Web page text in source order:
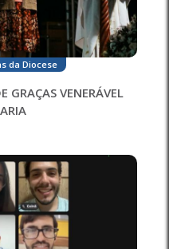
da Diocese
GRAÇAS VENERÁVEL